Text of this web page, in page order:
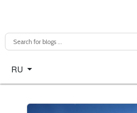
Select your language
RU